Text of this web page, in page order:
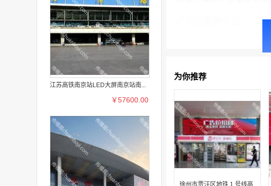
江苏高铁南京站LED大屏南京站南...
￥57600.00
为你推荐
徐州市贾汪区地铁 1 号线高